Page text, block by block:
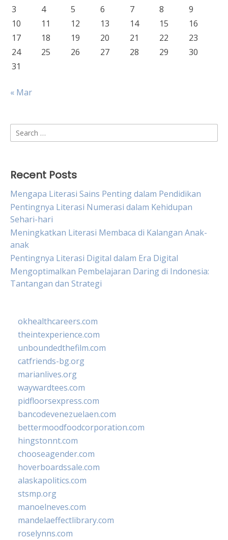
3
4 5 6 7 8
9
10
11 12 13 14 15
16
17
18 19 20 21 22
23
24
25 26 27 28 29
30
31
« Mar
Search
for:
Recent Posts
Mengapa Literasi Sains Penting dalam Pendidikan
Pentingnya Literasi Numerasi dalam Kehidupan
Sehari-hari
Meningkatkan Literasi Membaca di Kalangan Anak-
anak
Pentingnya Literasi Digital dalam Era Digital
Mengoptimalkan Pembelajaran Daring di Indonesia:
Tantangan dan Strategi
okhealthcareers.com
theintexperience.com
unboundedthefilm.com
catfriends-bg.org
marianlives.org
waywardtees.com
pidfloorsexpress.com
bancodevenezuelaen.com
bettermoodfoodcorporation.com
hingstonnt.com
chooseagender.com
hoverboardssale.com
alaskapolitics.com
stsmp.org
manoelneves.com
mandelaeffectlibrary.com
roselynns.com